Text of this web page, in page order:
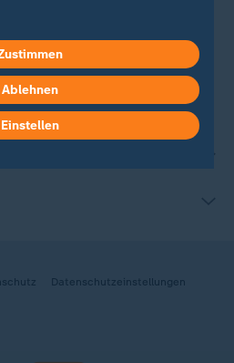
Datenschutzeinstellungen
Ablehnen
Einstellen